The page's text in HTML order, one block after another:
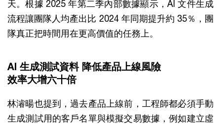
天。根據 2025 年第二季內部數據顯示，AI 文件生成
流程讓團隊人均產出比 2024 年同期提升約 35％，團
隊真正把時間用在更高價值的任務上。
AI 生成測試資料 降低產品上線風險
效率大增六十倍
林濬暘也提到，過去產品上線前，工程師都必須手動
生成測試用的客戶名單與模擬交易數據，例如建立虛